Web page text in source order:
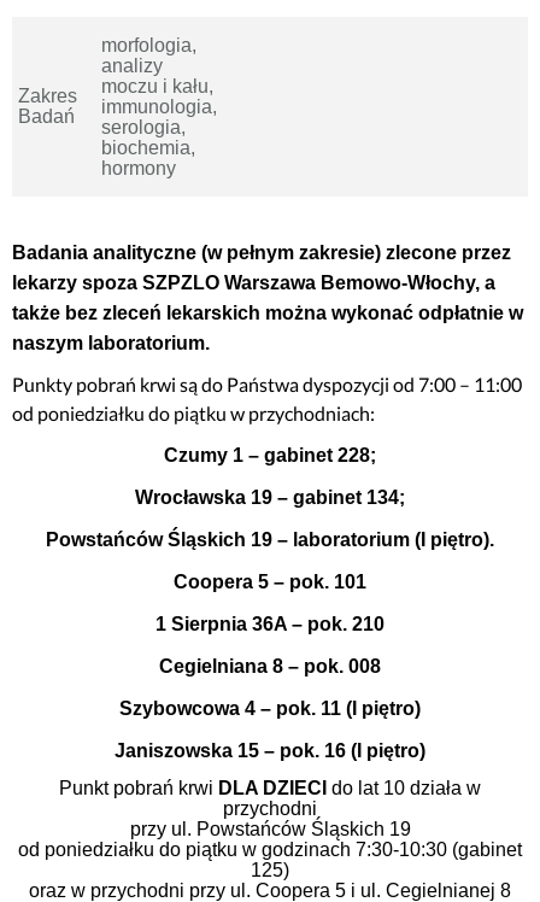
Zakres
Badań
morfologia,
analizy
moczu i kału,
immunologia,
serologia,
biochemia,
hormony
Badania analityczne (w pełnym zakresie) zlecone przez
lekarzy spoza SZPZLO Warszawa Bemowo-Włochy, a
także bez zleceń lekarskich można wykonać odpłatnie w
naszym laboratorium.
Punkty pobrań krwi są do Państwa dyspozycji od 7:00 – 11:00
od poniedziałku do piątku w przychodniach:
Czumy 1 – gabinet 228;
Wrocławska 19 – gabinet 134;
Powstańców Śląskich 19 – laboratorium (I piętro).
Coopera 5 – pok. 101
1 Sierpnia 36A – pok. 210
Cegielniana 8 – pok. 008
Szybowcowa 4 – pok. 11 (I piętro)
Janiszowska 15 – pok. 16 (I piętro)
Punkt pobrań krwi DLA DZIECI do lat 10 działa w
przychodni
przy ul. Powstańców Śląskich 19
od poniedziałku do piątku w godzinach 7:30-10:30 (gabinet
125)
oraz w przychodni przy ul. Coopera 5 i ul. Cegielnianej 8